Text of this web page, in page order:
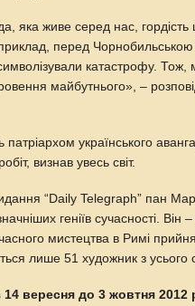
яка живе серед нас, гордість
перед
катастрофу. Тож,
майбутнього», –
українського
визнав увесь світ.
“Daily Telegraph” пан
геніїв сучасності. Він
мистецтва в Римі
лише 51 художник з усього
14 вересня до 3 жовтня 2012